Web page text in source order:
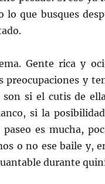
que busques
Gente rica y
preocupaciones y
son si el cutis de
si la
es mucha,
o no ese baile y,
durante